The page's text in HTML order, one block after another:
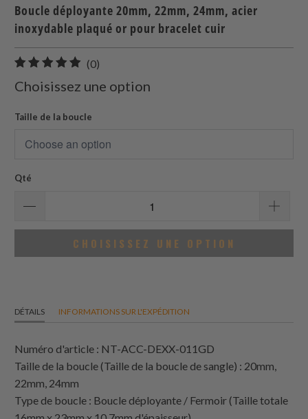
Boucle déployante 20mm, 22mm, 24mm, acier
inoxydable plaqué or pour bracelet cuir
(0)
Choisissez une option
Taille de la boucle
Qté
CHOISISSEZ UNE OPTION
DÉTAILS INFORMATIONS SUR L'EXPÉDITION
Numéro d'article : NT-ACC-DEXX-011GD
Taille de la boucle (Taille de la boucle de sangle) : 20mm,
22mm, 24mm
Type de boucle : Boucle déployante / Fermoir (Taille totale